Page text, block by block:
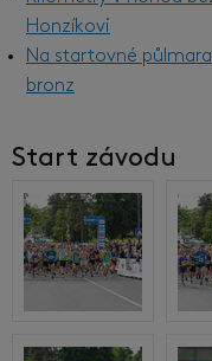
Honzíkovi
Na startovné
bronz
Start závodu